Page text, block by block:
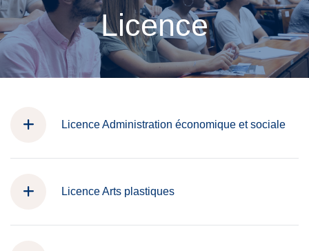
Licence
Licence Administration économique et sociale
Licence Arts plastiques